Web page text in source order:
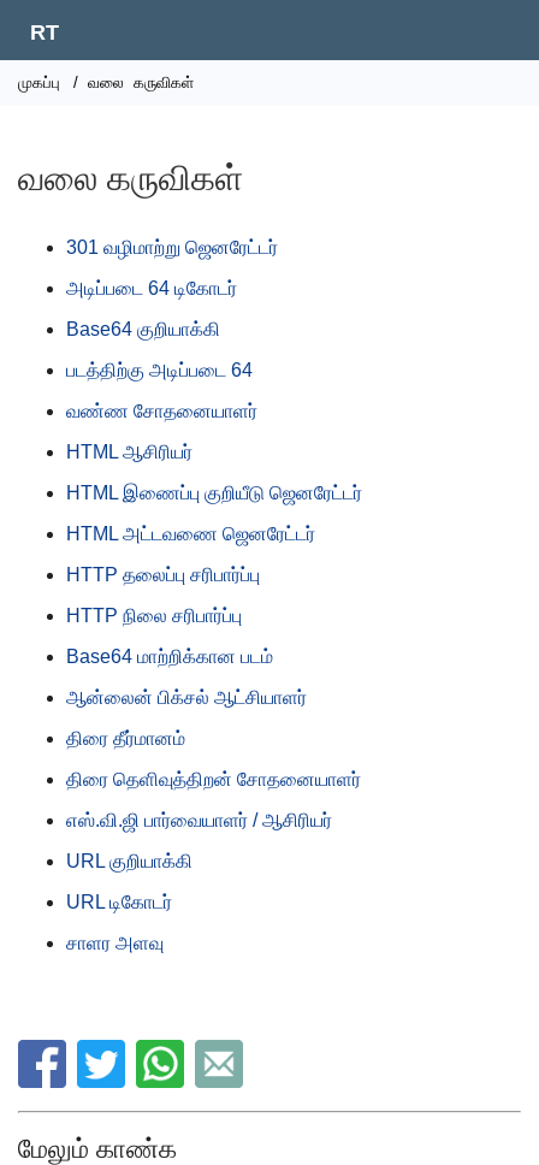
RT
முகப்பு / வலை கருவிகள்
வலை கருவிகள்
301 வழிமாற்று ஜெனரேட்டர்
அடிப்படை 64 டிகோடர்
Base64 குறியாக்கி
படத்திற்கு அடிப்படை 64
வண்ண சோதனையாளர்
HTML ஆசிரியர்
HTML இணைப்பு குறியீடு ஜெனரேட்டர்
HTML அட்டவணை ஜெனரேட்டர்
HTTP தலைப்பு சரிபார்ப்பு
HTTP நிலை சரிபார்ப்பு
Base64 மாற்றிக்கான படம்
ஆன்லைன் பிக்சல் ஆட்சியாளர்
திரை தீர்மானம்
திரை தெளிவுத்திறன் சோதனையாளர்
எஸ்.வி.ஜி பார்வையாளர் / ஆசிரியர்
URL குறியாக்கி
URL டிகோடர்
சாளர அளவு
மேலும் காண்க